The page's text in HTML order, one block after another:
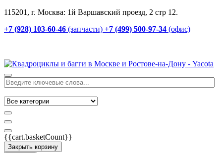
115201, г. Москва: 1й Варшавский проезд, 2 стр 12.
+7 (928) 103-60-46 (запчасти) +7 (499) 500-97-34 (офис)
{{cart.basketCount}}
Закрыть корзину